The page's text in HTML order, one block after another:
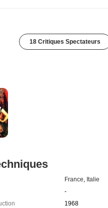
18 Critiques Spectateurs
France, Italie
-
1968